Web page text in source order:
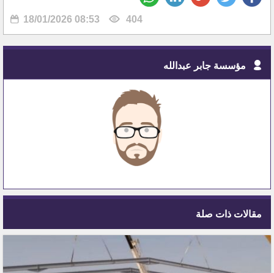
18/01/2026 08:53 404
مؤسسة جابر عبدالله
مقالات ذات صلة